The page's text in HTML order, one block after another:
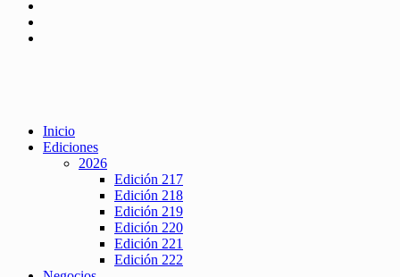
Inicio
Ediciones
2026
Edición 217
Edición 218
Edición 219
Edición 220
Edición 221
Edición 222